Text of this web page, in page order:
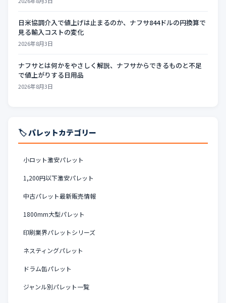
日米協調介入で値上げは止まるのか、ナフサ844ドルの円換算で
見る輸入コストの変化
2026年8月3日
ナフサとは何かをやさしく解説、ナフサからできるものと不足
で値上がりする日用品
2026年8月3日
🏷️ パレットカテゴリー
小ロット激安パレット
1,200円以下激安パレット
中古パレット最新販売情報
1800mm大型パレット
印刷業界パレットシリーズ
ネスティングパレット
ドラム缶パレット
ジャンル別パレット一覧